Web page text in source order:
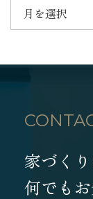
月を選択
家づく
何でも